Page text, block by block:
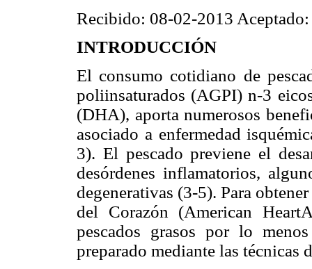
Recibido: 08-02-2013
INTRODUCCIÓN
El consumo cotidiano de
poliinsaturados (AGPI) n-3
(DHA), aporta numerosos
asociado a enfermedad
3). El pescado previene el
desórdenes inflamatorios,
degenerativas (3-5). Para
del Corazón (American
pescados grasos por lo
preparado mediante las técnicas